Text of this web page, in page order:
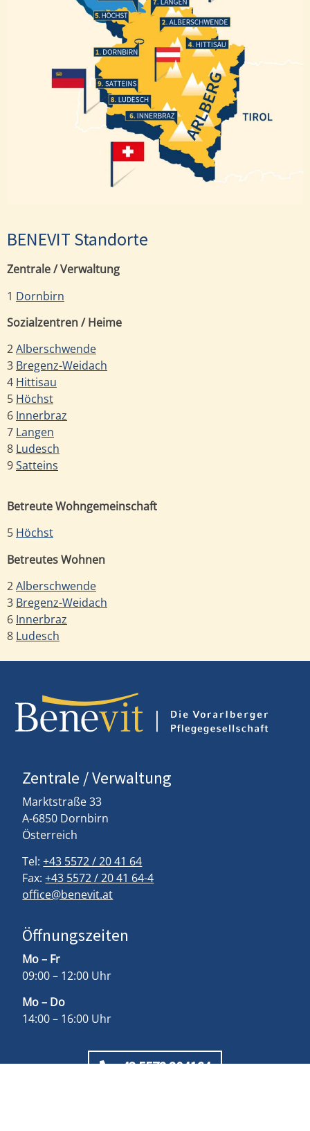
Dornbirn
Langen
Ludesch
Innerbraz
Alberschwende
Höchst
BENEVIT Standorte
Zentrale / Verwaltung
1 Dornbirn
Sozialzentren / Heime
2Alberschwende
3 Bregenz-Weidach
4 Hittisau
5 Höchst
6 Innerbraz
7 Langen
8 Ludesch
9Satteins
Betreute Wohngemeinschaft
5 Höchst
Betreutes Wohnen
2Alberschwende
3 Bregenz-Weidach
6 Innerbraz
8 Ludesch
Zentrale / Verwaltung
Marktstraße 33
A-6850 Dornbirn
Österreich
Tel:+43 5572 / 20 41 64
Fax:+43 5572 / 20 41 64-4
office@benevit.at
Öffnungszeiten
Mo – Fr
09:00 – 12:00 Uhr
Mo – Do
14:00 – 16:00 Uhr
+43 5572 204164